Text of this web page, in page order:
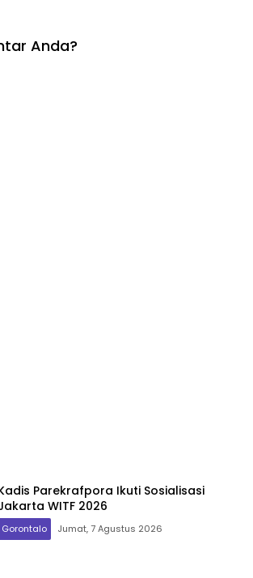
Anda?
Parekrafpora Ikuti Sosialisasi
WITF 2026
Gorontalo Jumat, 7 Agustus 2026